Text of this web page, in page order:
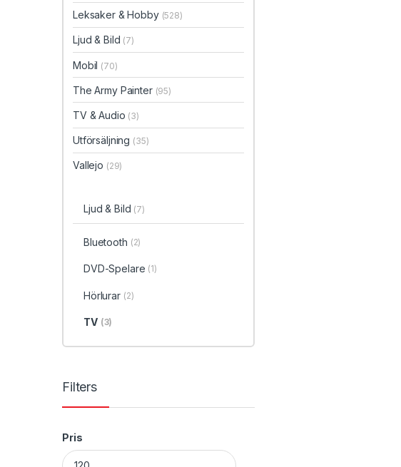
Leksaker & Hobby (528)
Ljud & Bild (7)
Mobil (70)
The Army Painter (95)
TV & Audio (3)
Utförsäljning (35)
Vallejo (29)
Ljud & Bild (7)
Bluetooth (2)
DVD-Spelare (1)
Hörlurar (2)
TV (3)
Filters
Pris
Min pris
Max pris